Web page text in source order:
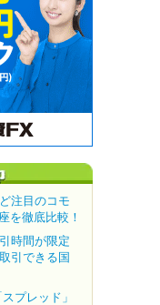
注目のコモ
を徹底比較！
時間が限定
引できる国
プレッド」